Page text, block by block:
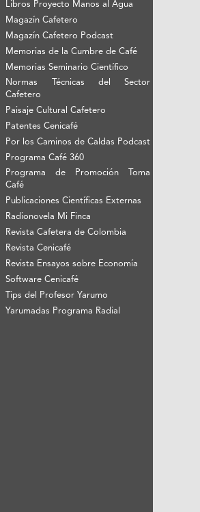
Libros Proyecto Manos al Agua
Magazín Cafetero
Magazín Cafetero Podcast
Memorias de la Cumbre de Café
Memorias Seminario Científico
Normas Técnicas del Sector
Cafetero
Paisaje Cultural Cafetero
Patentes Cenicafé
Por los Caminos de Caldas Podcast
Programa Café 360
Programa de Promoción Toma
Café
Publicaciones Científicas Externas
Radionovela Mi Finca
Revista Cafetera de Colombia
Revista Cenicafé
Revista Ensayos sobre Economía
Software Cenicafé
Tips del Profesor Yarumo
Yarumadas Programa Radial